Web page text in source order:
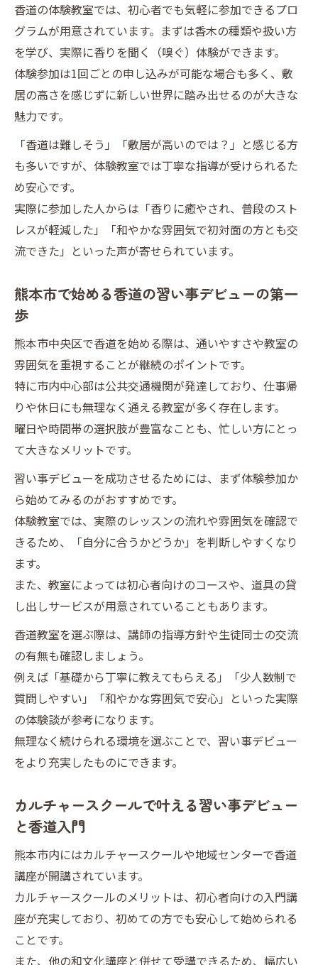
初めてでも安心の香道習い事ガイド
習い事デビュー初心者が安心して始める香
道体験
熊本市の書道教室でも学べる香道入門のす
デビュー
シニアが安心して続けられる熊本の香道教
室選び
香道体験で習い事デビューを成功に導くポ
イント
習い事デビューで広がる熊本の和文化体験
球磨村でも始めやすい香道習い事デビュー
の魅力
熊本市のカルチャー講座で和文化を深める
方法
シニア世代が楽しめる香道習い事デビュー
の秘訣
香道を通じて広がる習い事デビューへの道
香道が習い事デビューに与える新しい出会
いと発見
熊本市のカルチャースクールで香道を学ぶ
香道習い事デビューで生活に彩りをプラス
する方法
シニアも輝く香道体験で趣味の幅を広げよ
う
熊本市ふれあい文化センターの香道体験活
用術
体験参加で感じる香道の新たな価値
体験参加で実感する香道の習い事デビュー
熊本市中央区で香道を体験できる習い事の
選び方
カルチャースクールの体験で香道の魅力に
気付く方法
シニアにおすすめの香道体験参加プランを
解説
ト
香道の体験教室では、初心者でも気軽に参加できるプロ
グラムが用意されています。まずは香木の種類や扱い方
を学び、実際に香りを聞く（嗅ぐ）体験ができます。
体験参加は1回ごとの申し込みが可能な場合も多く、敷
居の高さを感じずに新しい世界に踏み出せるのが大きな
魅力です。
「香道は難しそう」「敷居が高いのでは？」と感じる方
も多いですが、体験教室では丁寧な指導が受けられるた
め安心です。
実際に参加した人からは「香りに癒やされ、普段のスト
レスが軽減した」「和やかな雰囲気で初対面の方とも交
流できた」といった声が寄せられています。
熊本市で始める香道の習い事デビューの第一
歩
熊本市中央区で香道を始める際は、通いやすさや教室の
雰囲気を重視することが継続のポイントです。
特に市内中心部は公共交通機関が発達しており、仕事帰
りや休日にも無理なく通える教室が多く存在します。
曜日や時間帯の選択肢が豊富なことも、忙しい方にとっ
て大きなメリットです。
習い事デビューを成功させるためには、まず体験参加か
ら始めてみるのがおすすめです。
体験教室では、実際のレッスンの流れや雰囲気を確認で
きるため、「自分に合うかどうか」を判断しやすくなり
ます。
また、教室によっては初心者向けのコースや、道具の貸
し出しサービスが用意されていることもあります。
香道教室を選ぶ際は、講師の指導方針や生徒同士の交流
の有無も確認しましょう。
例えば「基礎から丁寧に教えてもらえる」「少人数制で
質問しやすい」「和やかな雰囲気で安心」といった実際
の体験談が参考になります。
無理なく続けられる環境を選ぶことで、習い事デビュー
をより充実したものにできます。
カルチャースクールで叶える習い事デビュー
と香道入門
熊本市内にはカルチャースクールや地域センターで香道
講座が開講されています。
カルチャースクールのメリットは、初心者向けの入門講
座が充実しており、初めての方でも安心して始められる
ことです。
また、他の和文化講座と併せて受講できるため、幅広い